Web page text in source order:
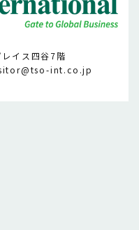
イス四谷7階
int.co.jp